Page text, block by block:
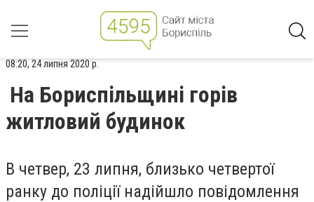
08:20, 24 липня 2020 р.
На Бориспільщині горів
житловий будинок
В четвер, 23 липня, близько четвертої
ранку до поліції надійшло повідомлення